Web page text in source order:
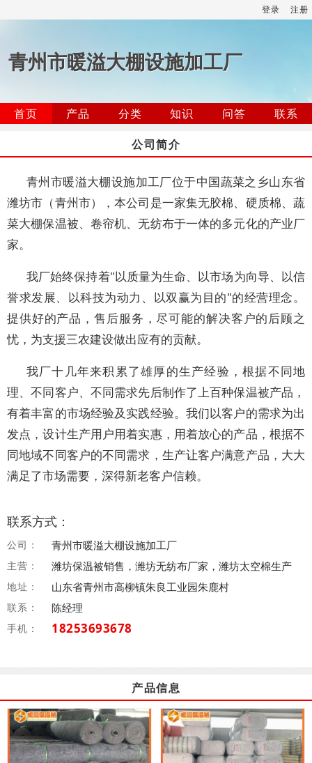
登录 注册
青州市暖溢大棚设施加工厂
首页 产品 分类 知识 问答
联系
公司简介
青州市暖溢大棚设施加工厂位于中国蔬菜之乡山东省
潍坊市（青州市），本公司是一家集无胶棉、硬质棉、蔬
菜大棚保温被、卷帘机、无纺布于一体的多元化的产业厂
家。
我厂始终保持着"以质量为生命、以市场为向导、以信
誉求发展、以科技为动力、以双赢为目的"的经营理念。
提供好的产品，售后服务，尽可能的解决客户的后顾之
忧，为支援三农建设做出应有的贡献。
我厂十几年来积累了雄厚的生产经验，根据不同地
理、不同客户、不同需求先后制作了上百种保温被产品，
有着丰富的市场经验及实践经验。我们以客户的需求为出
发点，设计生产用户用着实惠，用着放心的产品，根据不
同地域不同客户的不同需求，生产让客户满意产品，大大
满足了市场需要，深得新老客户信赖。
联系方式：
公司： 青州市暖溢大棚设施加工厂
主营： 潍坊保温被销售，潍坊无纺布厂家，潍坊太空棉生产
地址： 山东省青州市高柳镇朱良工业园朱鹿村
联系： 陈经理
手机： 18253693678
产品信息